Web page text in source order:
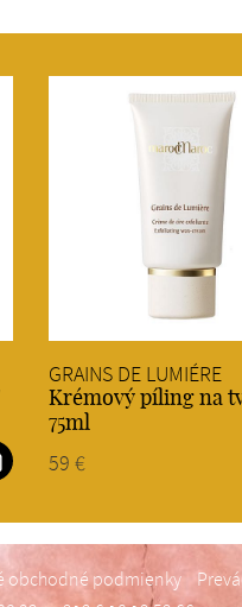
GRAINS DE LUMIÉRE
Krémový píling na
75ml
59 €
obchodné podmienky